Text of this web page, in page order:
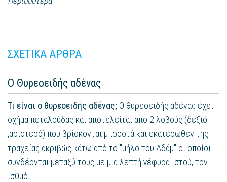
ΣΧΕΤΙΚΑ ΑΡΘΡΑ
Ο Θυρεοειδής αδένας
Τι είναι ο θυρεοειδής αδένας; Ο θυρεοειδής αδένας έχει
σχήμα πεταλούδας και αποτελείται απο 2 λοβούς (δεξιό
,αριστερό) που βρίσκονται μπροστά και εκατέρωθεν της
τραχείας ακριβώς κάτω από το "μήλο του Αδάμ" οι οποίοι
συνδέονται μεταξύ τους με μια λεπτή γέφυρα ιστού, τον
ισθμό.